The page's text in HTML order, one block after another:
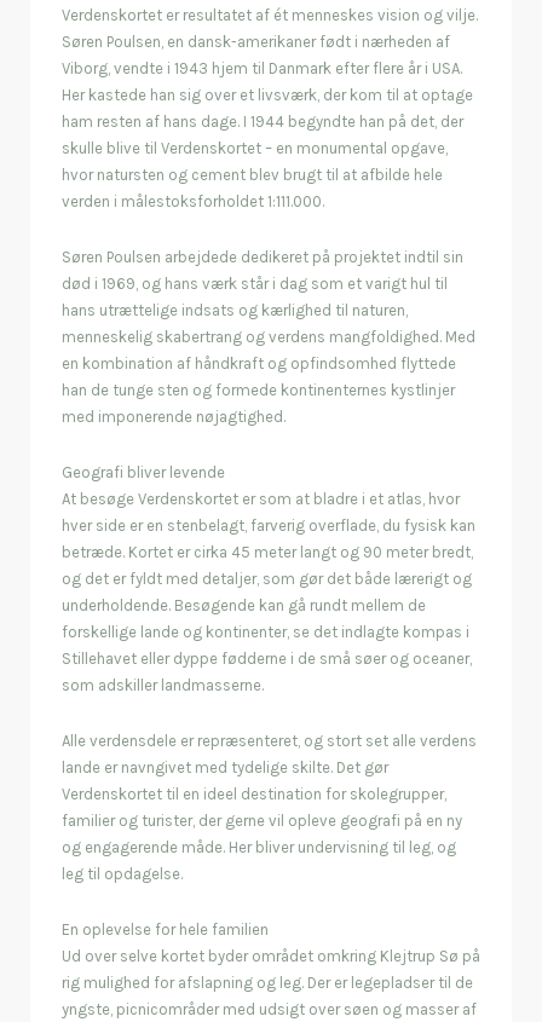
Verdenskortet er resultatet af ét menneskes vision og vilje.
Søren Poulsen, en dansk-amerikaner født i nærheden af
Viborg, vendte i 1943 hjem til Danmark efter flere år i USA.
Her kastede han sig over et livsværk, der kom til at optage
ham resten af hans dage. I 1944 begyndte han på det, der
skulle blive til Verdenskortet – en monumental opgave,
hvor natursten og cement blev brugt til at afbilde hele
verden i målestoksforholdet 1:111.000.
Søren Poulsen arbejdede dedikeret på projektet indtil sin
død i 1969, og hans værk står i dag som et varigt hul til
hans utrættelige indsats og kærlighed til naturen,
menneskelig skabertrang og verdens mangfoldighed. Med
en kombination af håndkraft og opfindsomhed flyttede
han de tunge sten og formede kontinenternes kystlinjer
med imponerende nøjagtighed.
Geografi bliver levende
At besøge Verdenskortet er som at bladre i et atlas, hvor
hver side er en stenbelagt, farverig overflade, du fysisk kan
betræde. Kortet er cirka 45 meter langt og 90 meter bredt,
og det er fyldt med detaljer, som gør det både lærerigt og
underholdende. Besøgende kan gå rundt mellem de
forskellige lande og kontinenter, se det indlagte kompas i
Stillehavet eller dyppe fødderne i de små søer og oceaner,
som adskiller landmasserne.
Alle verdensdele er repræsenteret, og stort set alle verdens
lande er navngivet med tydelige skilte. Det gør
Verdenskortet til en ideel destination for skolegrupper,
familier og turister, der gerne vil opleve geografi på en ny
og engagerende måde. Her bliver undervisning til leg, og
leg til opdagelse.
En oplevelse for hele familien
Ud over selve kortet byder området omkring Klejtrup Sø på
rig mulighed for afslapning og leg. Der er legepladser til de
yngste, picnicområder med udsigt over søen og masser af